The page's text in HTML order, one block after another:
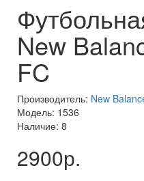
New
FC
Производитель: New
Модель: 1536
Наличие: 8
2900р.